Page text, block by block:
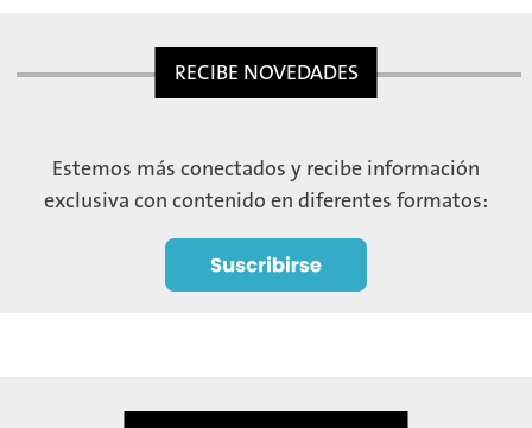
RECIBE NOVEDADES
Estemos más conectados y recibe información
exclusiva con contenido en diferentes formatos: